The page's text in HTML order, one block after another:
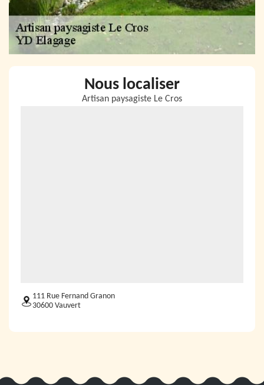
Nous localiser
Artisan paysagiste Le Cros
111 Rue Fernand Granon
30600 Vauvert